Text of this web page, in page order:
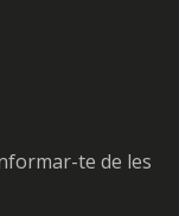
te de les